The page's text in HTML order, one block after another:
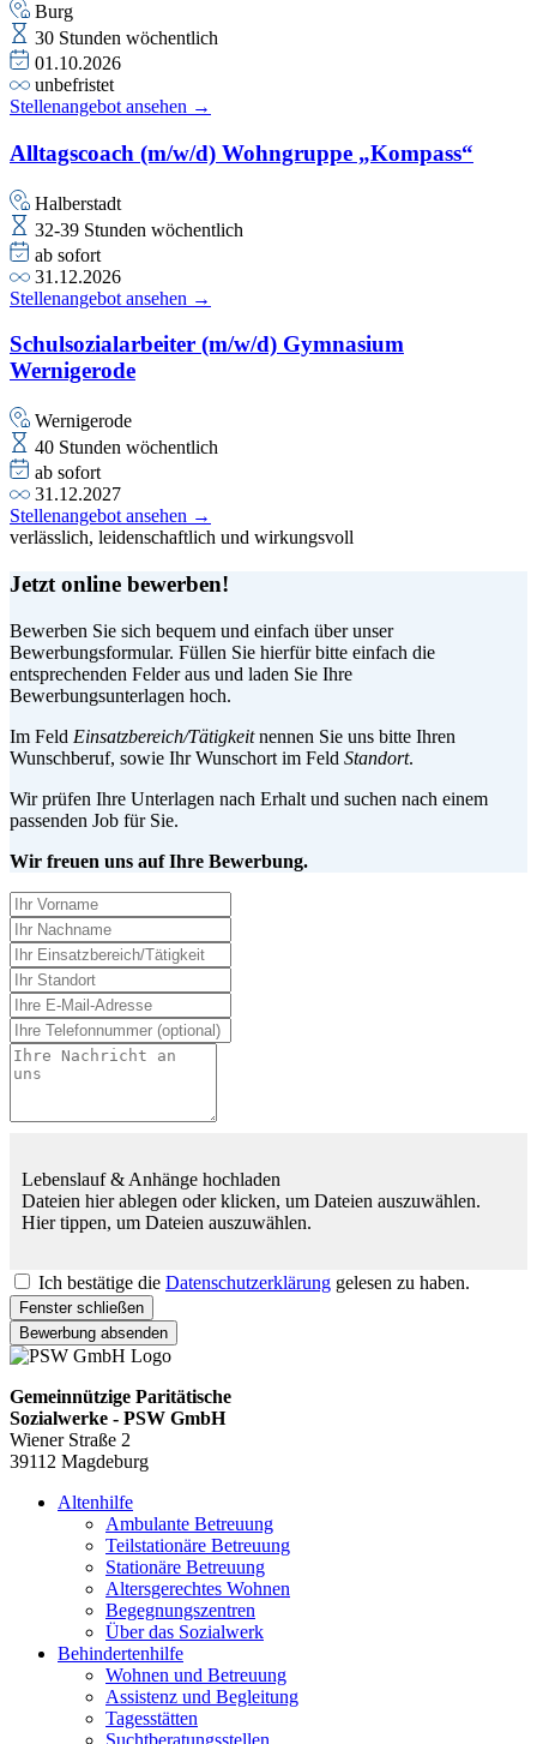
Burg
30 Stunden wöchentlich
01.10.2026
unbefristet
Stellenangebot ansehen →
Alltagscoach (m/w/d) Wohngruppe „Kompass“
Halberstadt
32-39 Stunden wöchentlich
ab sofort
31.12.2026
Stellenangebot ansehen →
Schulsozialarbeiter (m/w/d) Gymnasium
Wernigerode
Wernigerode
40 Stunden wöchentlich
ab sofort
31.12.2027
Stellenangebot ansehen →
verlässlich, leidenschaftlich und wirkungsvoll
Jetzt online bewerben!
Bewerben Sie sich bequem und einfach über unser
Bewerbungsformular. Füllen Sie hierfür bitte einfach die
entsprechenden Felder aus und laden Sie Ihre
Bewerbungsunterlagen hoch.
Im Feld Einsatzbereich/Tätigkeitnennen Sie uns bitte Ihren
Wunschberuf, sowie Ihr Wunschort im Feld Standort.
Wir prüfen Ihre Unterlagen nach Erhalt und suchen nach einem
passenden Job für Sie.
Wir freuen uns auf Ihre Bewerbung.
Lebenslauf & Anhänge hochladen
Dateien hier ablegen oder klicken, um Dateien auszuwählen.
Hier tippen, um Dateien auszuwählen.
Ich bestätige die Datenschutzerklärung gelesen zu haben.
Fenster schließen
Bewerbung absenden
Gemeinnützige Paritätische
Sozialwerke - PSW GmbH
Wiener Straße 2
39112 Magdeburg
Altenhilfe
Ambulante Betreuung
Teilstationäre Betreuung
Stationäre Betreuung
Altersgerechtes Wohnen
Begegnungszentren
Über das Sozialwerk
Behindertenhilfe
Wohnen und Betreuung
Assistenz und Begleitung
Tagesstätten
Suchtberatungsstellen